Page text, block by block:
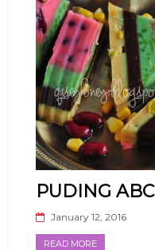
PUDING ABC
January 12, 2016
READ MORE